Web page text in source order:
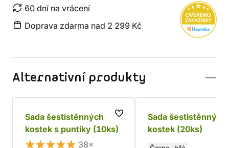
60 dní na vrácení
Doprava zdarma nad 2 299 Kč
Alternativní produkty
Sada šestistěnných
kostek s puntíky (10ks)
38×
Sada šestistěnných
kostek (20ks)